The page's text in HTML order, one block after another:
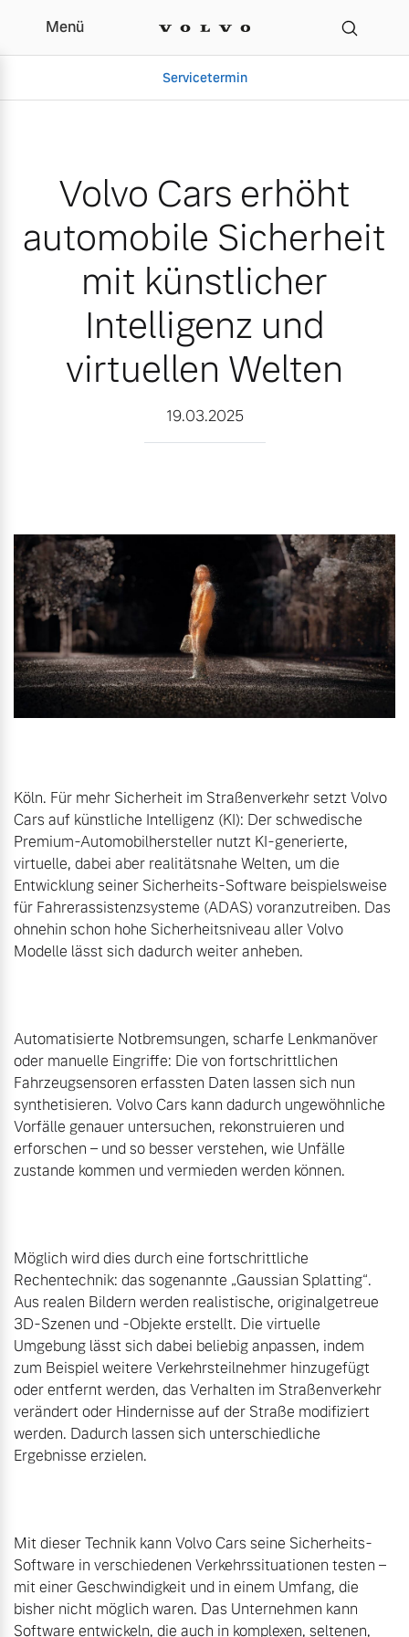
Volvo Cars erhöht
Menü
Servicetermin
Aktuelle Zubehörangebote
Volvo Gebrauchtwagenbörse
Gebrauchtwagen
Zubehörkatalog
Aktuelle Serviceangebote
Service by Volvo
Über uns
Unsere News & Events
Volvo Cars erhöht
automobile Sicherheit
mit künstlicher
Intelligenz und
virtuellen Welten
19.03.2025
Köln. Für mehr Sicherheit im Straßenverkehr setzt Volvo
Cars auf künstliche Intelligenz (KI): Der schwedische
Premium-Automobilhersteller nutzt KI-generierte,
virtuelle, dabei aber realitätsnahe Welten, um die
Entwicklung seiner Sicherheits-Software beispielsweise
für Fahrerassistenzsysteme (ADAS) voranzutreiben. Das
ohnehin schon hohe Sicherheitsniveau aller Volvo
Modelle lässt sich dadurch weiter anheben.
Automatisierte Notbremsungen, scharfe Lenkmanöver
oder manuelle Eingriffe: Die von fortschrittlichen
Fahrzeugsensoren erfassten Daten lassen sich nun
synthetisieren. Volvo Cars kann dadurch ungewöhnliche
Vorfälle genauer untersuchen, rekonstruieren und
erforschen – und so besser verstehen, wie Unfälle
zustande kommen und vermieden werden können.
Möglich wird dies durch eine fortschrittliche
Rechentechnik: das sogenannte „Gaussian Splatting“.
Aus realen Bildern werden realistische, originalgetreue
3D-Szenen und -Objekte erstellt. Die virtuelle
Umgebung lässt sich dabei beliebig anpassen, indem
zum Beispiel weitere Verkehrsteilnehmer hinzugefügt
oder entfernt werden, das Verhalten im Straßenverkehr
verändert oder Hindernisse auf der Straße modifiziert
werden. Dadurch lassen sich unterschiedliche
Ergebnisse erzielen.
Mit dieser Technik kann Volvo Cars seine Sicherheits-
Software in verschiedenen Verkehrssituationen testen –
mit einer Geschwindigkeit und in einem Umfang, die
bisher nicht möglich waren. Das Unternehmen kann
Software entwickeln, die auch in komplexen, seltenen,